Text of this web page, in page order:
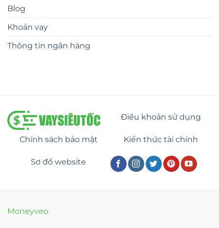
Blog
Khoản vay
Thông tin ngân hàng
Điều khoản sử dụng
Chính sách bảo mật Kiến thức tài chính
Sơ đồ website
Moneyveo